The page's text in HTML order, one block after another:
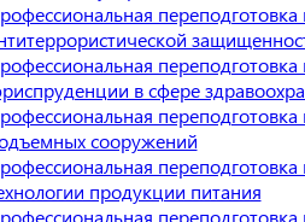
переподготовка
переподготовка
в сфере
переподготовка
сооружений
переподготовка
продукции питания
переподготовка